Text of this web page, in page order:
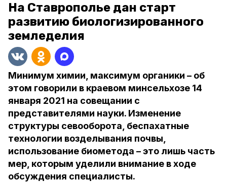
На Ставрополье дан старт
развитию биологизированного
земледелия
Минимум химии, максимум органики – об
этом говорили в краевом минсельхозе 14
января 2021 на совещании с
представителями науки. Изменение
структуры севооборота, беспахатные
технологии возделывания почвы,
использование биометода – это лишь часть
мер, которым уделили внимание в ходе
обсуждения специалисты.